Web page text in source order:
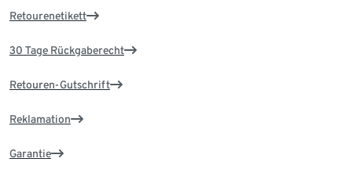
Retourenetikett
30 Tage Rückgaberecht
Retouren-Gutschrift
Reklamation
Garantie